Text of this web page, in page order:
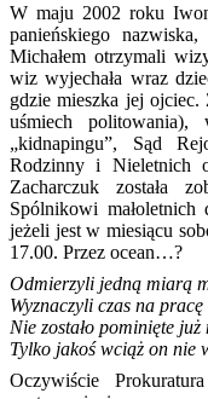
W maju 2002 roku
panieńskiego
Michałem otrzymali
wiz wyjechała wraz
gdzie mieszka jej ojciec.
uśmiech
„kidnapingu”, Sąd
Rodzinny i Nieletnich
Zacharczuk została
Spólnikowi
jeżeli jest w miesiącu
17.00. Przez ocean…?
Odmierzyli jedną miarą
Wyznaczyli czas na pracę
Nie zostało pominięte już
Tylko jakoś wciąż on nie
Oczywiście